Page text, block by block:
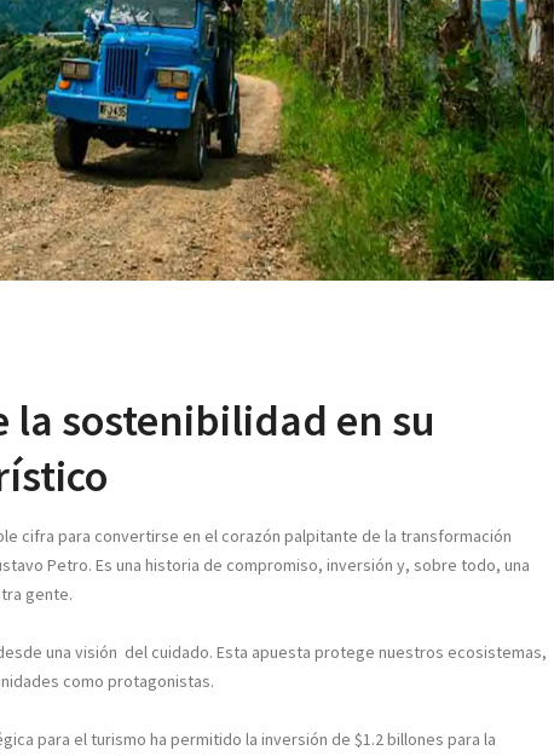
la sostenibilidad en su
cifra para convertirse en el corazón palpitante de la transformación
Petro. Es una historia de compromiso, inversión y, sobre todo, una
gente.
una visión del cuidado. Esta apuesta protege nuestros ecosistemas,
como protagonistas.
para el turismo ha permitido la inversión de $1.2 billones para la